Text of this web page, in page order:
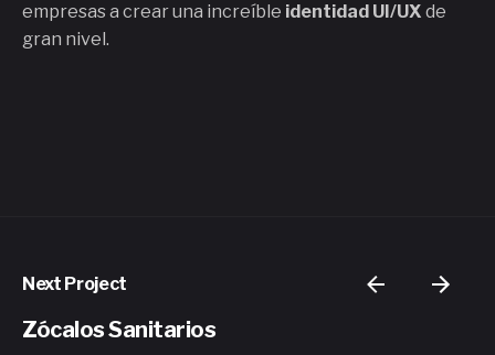
empresas a crear una increíble identidad UI/UX de
gran nivel.
Next Project
Zócalos Sanitarios